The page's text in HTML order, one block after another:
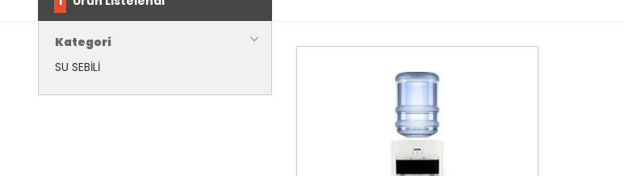
Kategori
SU SEBİLİ